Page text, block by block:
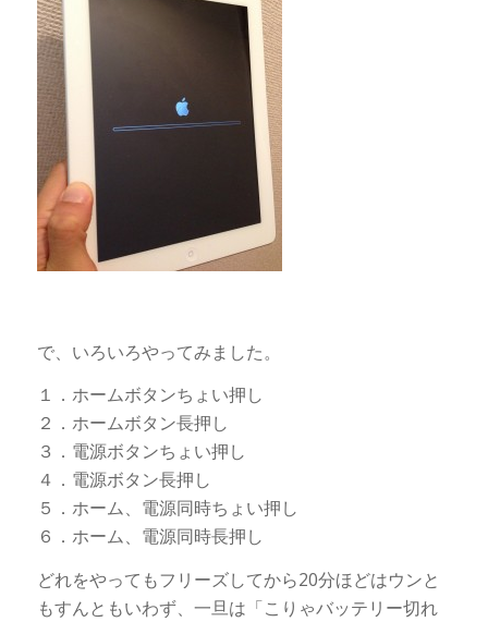
で、いろいろやってみました。
１．ホームボタンちょい押し
２．ホームボタン長押し
３．電源ボタンちょい押し
４．電源ボタン長押し
５．ホーム、電源同時ちょい押し
６．ホーム、電源同時長押し
どれをやってもフリーズしてから20分ほどはウンと
もすんともいわず、一旦は「こりゃバッテリー切れ